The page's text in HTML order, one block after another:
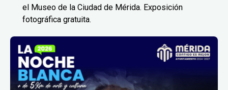
el Museo de la Ciudad de Mérida. Exposición
fotográfica gratuita.